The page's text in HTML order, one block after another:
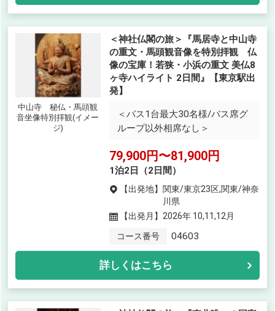
中山寺 秘仏・馬頭観
音坐像特別拝観(イメー
ジ)
＜神社仏閣の旅＞『馬居寺と中山寺
の重文・馬頭観音像を特別拝観 仏
像の宝庫！若狭・小浜の重文 美仏8
ヶ寺ハイライト 2日間』【東京駅出
発】
＜バス1台最大30名様/バス席グ
ループ以外相席なし＞
79,900円〜81,900円
1泊2日（2日間）
【出発地】 関東/東京23区,関東/神奈
川県
【出発月】 2026年 10,11,12月
コース番号 04603
詳しくはこちら